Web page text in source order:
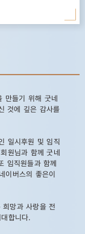
만들기 위해 굿네
것에 깊은 감사를
일시후원 및 임직
원님과 함께 굿네
임직원들과 함께
이버스의 좋은이
희망과 사랑을 전
합니다.